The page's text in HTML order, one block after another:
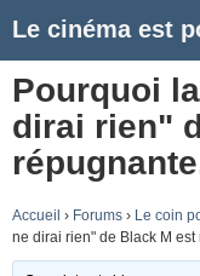
Le cinéma est
Pourquoi
dirai rien"
Accueil › Forums › Le coin
ne dirai rien" de Black M est